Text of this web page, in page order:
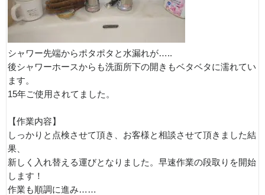
シャワー先端からポタポタと水漏れが…..
後シャワーホースからも洗面所下の開きもベタベタに濡れてい
ます。
15年ご使用されてました。
【作業内容】
しっかりと点検させて頂き、お客様と相談させて頂きました結
果、
新しく入れ替える運びとなりました。早速作業の段取りを開始
します！
作業も順調に進み……